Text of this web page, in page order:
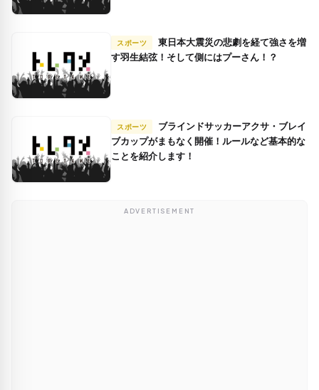
スポーツ
す羽生結弦！そして側にはプーさん！？
スポーツ
ブカップがまもなく開催！ルールなど基本的な
ことを紹介します！
ADVERTISEMENT